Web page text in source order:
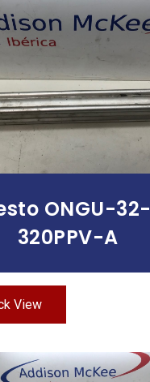
Leer Más
ONGU-32-
320PPV-A
View